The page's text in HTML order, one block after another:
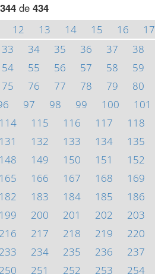
344de 434
12 13 14 15 16 17
33 34 35 36 37 38
54 55 56 57 58 59
75 76 77 78 79 80
97 98 99 100 101
114 115 116 117 118
131 132 133 134 135
148 149 150 151 152
165 166 167 168 169
182 183 184 185 186
199 200 201 202 203
216 217 218 219 220
233 234 235 236 237
250 251 252 253 254